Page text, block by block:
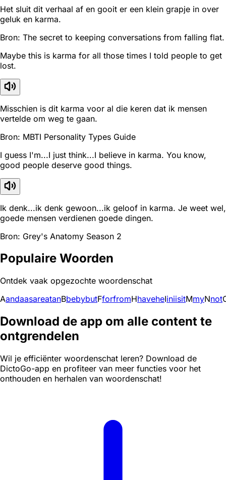
Het sluit dit verhaal af en gooit er een klein grapje in over
geluk en karma.
Bron: The secret to keeping conversations from falling flat.
Maybe this is karma for all those times I told people to get
lost.
Misschien is dit karma voor al die keren dat ik mensen
vertelde om weg te gaan.
Bron: MBTI Personality Types Guide
I guess I'm...I just think...I believe in karma. You know,
good people deserve good things.
Ik denk...ik denk gewoon...ik geloof in karma. Je weet wel,
goede mensen verdienen goede dingen.
Bron: Grey's Anatomy Season 2
Populaire Woorden
Ontdek vaak opgezochte woordenschat
AandaasareatanBbebybutFforfromHhaveheIiniisitMmyNnot
Download de app om alle content te
ontgrendelen
Wil je efficiënter woordenschat leren? Download de
DictoGo-app en profiteer van meer functies voor het
onthouden en herhalen van woordenschat!